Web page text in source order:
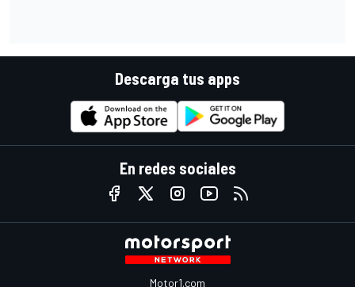
Descarga tus apps
En redes sociales
Motor1.com